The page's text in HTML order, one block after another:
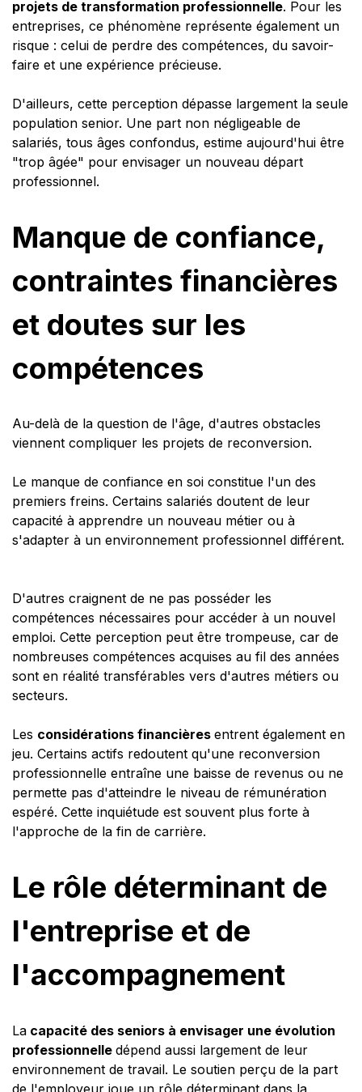
projets de transformation professionnelle. Pour les
entreprises, ce phénomène représente également un
risque : celui de perdre des compétences, du savoir-
faire et une expérience précieuse.
D'ailleurs, cette perception dépasse largement la seule
population senior. Une part non négligeable de
salariés, tous âges confondus, estime aujourd'hui être
"trop âgée" pour envisager un nouveau départ
professionnel.
Manque de confiance,
contraintes financières
et doutes sur les
compétences
Au-delà de la question de l'âge, d'autres obstacles
viennent compliquer les projets de reconversion.
Le manque de confiance en soi constitue l'un des
premiers freins. Certains salariés doutent de leur
capacité à apprendre un nouveau métier ou à
s'adapter à un environnement professionnel différent.
D'autres craignent de ne pas posséder les
compétences nécessaires pour accéder à un nouvel
emploi. Cette perception peut être trompeuse, car de
nombreuses compétences acquises au fil des années
sont en réalité transférables vers d'autres métiers ou
secteurs.
Les considérations financières entrent également en
jeu. Certains actifs redoutent qu'une reconversion
professionnelle entraîne une baisse de revenus ou ne
permette pas d'atteindre le niveau de rémunération
espéré. Cette inquiétude est souvent plus forte à
l'approche de la fin de carrière.
Le rôle déterminant de
l'entreprise et de
l'accompagnement
La capacité des seniors à envisager une évolution
professionnelle dépend aussi largement de leur
environnement de travail. Le soutien perçu de la part